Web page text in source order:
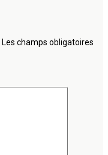
Les champs obligatoires